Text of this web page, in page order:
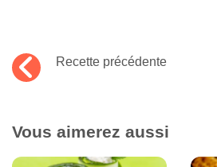
Recette précédente
Vous aimerez aussi